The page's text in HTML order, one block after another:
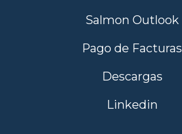
Salmon Outlook
Pago de Facturas
Descargas
Linkedin